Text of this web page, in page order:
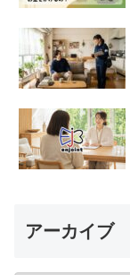
アーカイブ